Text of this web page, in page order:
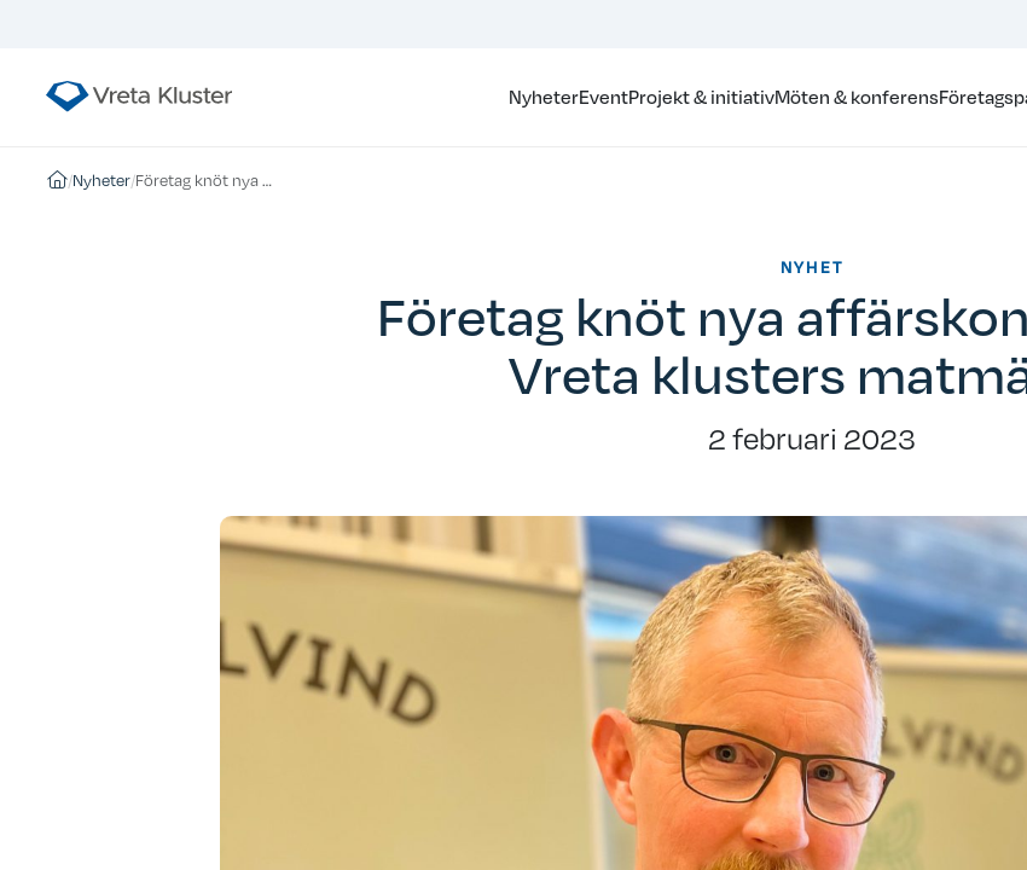
NyheterEventProjekt & initiativMöten & konferens
/Nyheter/ Företag knöt nya affärskontakter på Vreta klusters matmässa
NYHET
Företag knöt nya
Vreta klusters
2 februari 2023